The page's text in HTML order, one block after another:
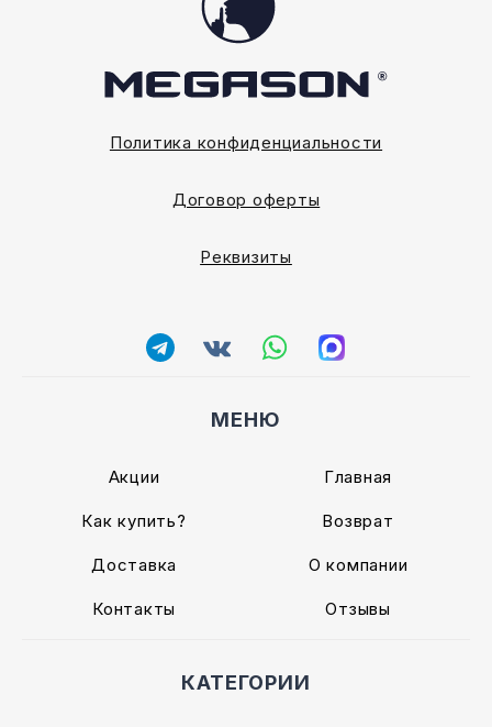
Политика конфиденциальности
Договор оферты
Реквизиты
МЕНЮ
Акции Главная
Как купить? Возврат
Доставка О компании
Контакты Отзывы
КАТЕГОРИИ